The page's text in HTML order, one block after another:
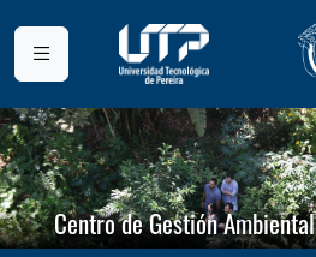
Centro de Gestión Ambiental